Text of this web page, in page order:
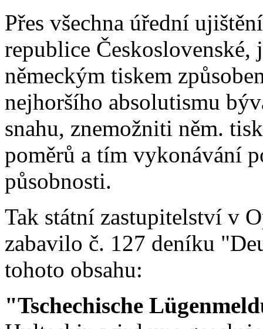
Přes všechna úřední
republice Československé,
německým tiskem
nejhoršího absolutismu
snahu, znemožniti něm.
poměrů a tím vykonávání
působnosti.
Tak státní zastupitelství v
zabavilo č. 127 deníku
tohoto obsahu:
"Tschechische